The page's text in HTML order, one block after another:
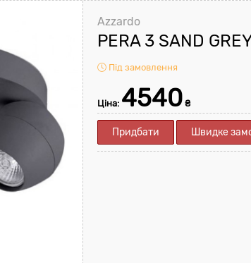
Azzardo
PERA 3 SAND
Під замовлення
Ціна: 4540 ₴
Придбати Швидке